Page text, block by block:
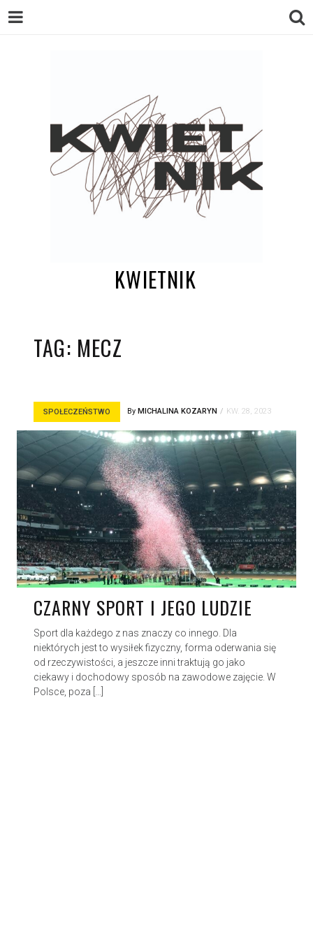
KWIETNIK
TAG: MECZ
SPOŁECZEŃSTWO By MICHALINA KOZARYN KW. 28, 2023
CZARNY SPORT I JEGO LUDZIE
Sport dla każdego z nas znaczy co innego. Dla
niektórych jest to wysiłek fizyczny, forma oderwania się
od rzeczywistości, a jeszcze inni traktują go jako
ciekawy i dochodowy sposób na zawodowe zajęcie. W
Polsce, poza […]